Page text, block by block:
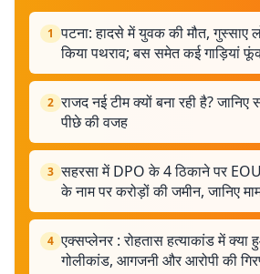
1 पटना: हादसे में युवक की मौत, गुस्साए
किया पथराव; बस समेत कई गाड़ियां
2 राजद नई टीम क्यों बना रही है?
पीछे की वजह
3 सहरसा में DPO के 4 ठिकाने पर EOU
के नाम पर करोड़ों की जमीन, जानिए
4 एक्सप्लेनर : रोहतास हत्याकांड में क्या
गोलीकांड, आगजनी और आरोपी की